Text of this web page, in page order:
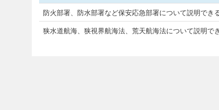
防火部署、防水部署など保安応急部署について説明でき
狭水道航海、狭視界航海法、荒天航海法について説明で